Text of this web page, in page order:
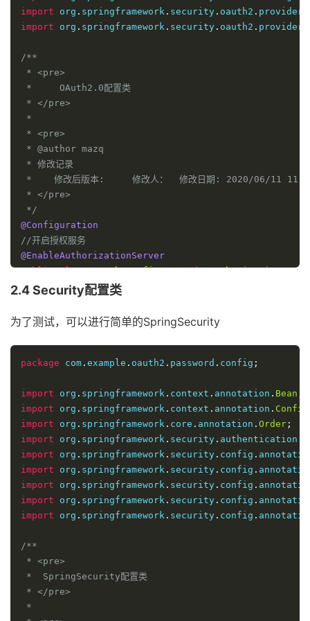
import org . springframework . security . oauth2 . provider
import org . springframework . security . oauth2 . provider
/**
* <pre>
*     OAuth2.0配置类
* </pre>
*
* <pre>
* @author mazq
* 修改记录
*    修改后版本:     修改人：  修改日期: 2020/06/11
* </pre>
*/
@Configuration
//开启授权服务
@EnableAuthorizationServer
public class OAuth2Config extends
@Autowired
private
AuthenticationManager
private static final String CLIENT_ID = "cms";
private static final String
private
static final String SCOPE_WRITE =
private
static final String TRUST = "trust";
private
static final String USER ="user" ;
private
static final String ALL = "all";
private
static final int
private
static final int
// 密码模式授权模式
private
static final String GRANT_TYPE_PASSWORD
//授权码模式
private
//简化授权模式
private
2.4 Security配置类
为了测试，可以进行简单的SpringSecurity
package com . example . oauth2 . password . config ;
import org . springframework . context . annotation . Bean
import org . springframework . context . annotation .
import org . springframework . core . annotation . Order ;
import org . springframework . security . authentication
import org . springframework . security . config .
import org . springframework . security . config .
import org . springframework . security . config .
import org . springframework . security . config .
import org . springframework . security . config .
/**
* <pre>
*  SpringSecurity配置类
* </pre>
*